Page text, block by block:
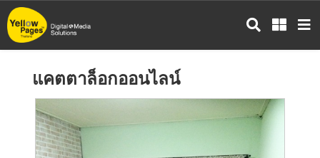
ข้าม
ไป
แคตตาล็อกออนไลน์